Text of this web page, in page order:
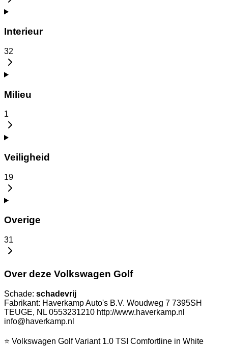
Interieur
32
Milieu
1
Veiligheid
19
Overige
31
Over deze Volkswagen Golf
Schade: schadevrij
Fabrikant: Haverkamp Auto's B.V. Woudweg 7 7395SH
TEUGE, NL 0553231210 http://www.haverkamp.nl
info@haverkamp.nl
⭐ Volkswagen Golf Variant 1.0 TSI Comfortline in White